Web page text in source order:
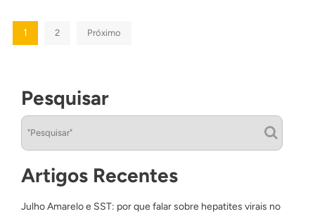
Paginação
de
1 2 Próximo
Pesquisar
Artigos Recentes
Julho Amarelo e SST: por que falar sobre hepatites virais no